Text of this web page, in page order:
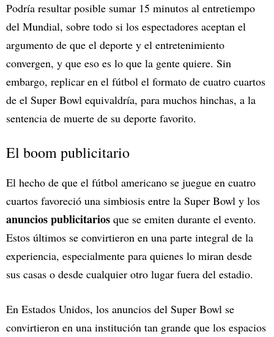
Podría resultar posible sumar 15 minutos al entretiempo
del Mundial, sobre todo si los espectadores aceptan el
argumento de que el deporte y el entretenimiento
convergen, y que eso es lo que la gente quiere. Sin
embargo, replicar en el fútbol el formato de cuatro cuartos
de el Super Bowl equivaldría, para muchos hinchas, a la
sentencia de muerte de su deporte favorito.
El boom publicitario
El hecho de que el fútbol americano se juegue en cuatro
cuartos favoreció una simbiosis entre la Super Bowl y los
anuncios publicitarios que se emiten durante el evento.
Estos últimos se convirtieron en una parte integral de la
experiencia, especialmente para quienes lo miran desde
sus casas o desde cualquier otro lugar fuera del estadio.
En Estados Unidos, los anuncios del Super Bowl se
convirtieron en una institución tan grande que los espacios